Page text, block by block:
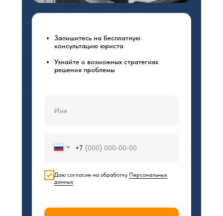
+7
Даю согласие на обработку Персональных
данных
Запишитесь на бесплатную
консультацию юриста
Узнайте о возможных стратегиях
решения проблемы